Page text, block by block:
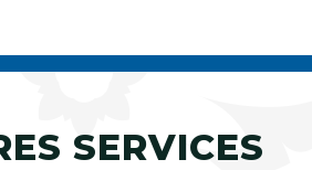
SERVICES